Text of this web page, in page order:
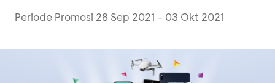
Periode Promosi 28 Sep 2021 - 03 Okt 2021